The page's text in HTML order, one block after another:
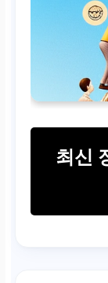
최신